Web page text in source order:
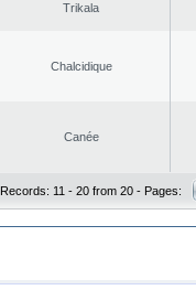
Trikala
Chalcidique
Canée
Records: 11 - 20 from 20 - Pages: